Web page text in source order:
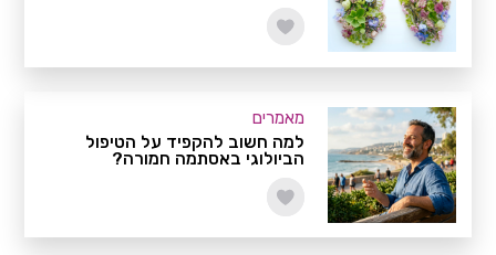
מאמרים
למה חשוב להקפיד על הטיפול
הביולוגי באסתמה חמורה?